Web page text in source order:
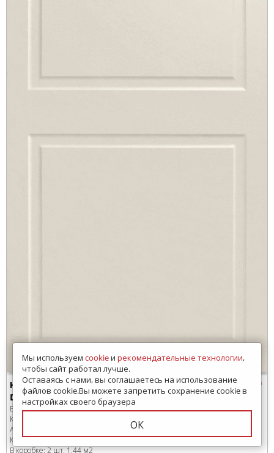
Настенная плитка
Duomo Beige Rect 60x120
Бренд:Ape
Коллекция:
Артикул:
Код товара:SD-283105-99
В коробке:2 шт, 1.44 м2
Мы используем cookieи рекомендательные технологии,
чтобы сайт работал лучше.
Оставаясь с нами, вы соглашаетесь на использование
файлов cookie.Вы можете запретить сохранение cookie в
настройках своего браузера
ОК